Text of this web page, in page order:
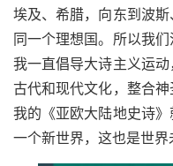
埃及、希腊，向东到波
同一个理想国。所以我们
我一直倡导大诗主义运
古代和现代文化，整合神
我的《亚欧大陆地史诗
一个新世界，这也是世界